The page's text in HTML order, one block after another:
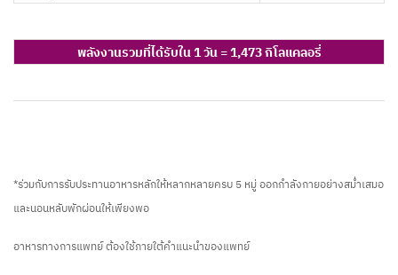
พลังงานรวมที่ได้รับใน 1 วัน = 1,473 กิโลแคลอรี่
*ร่วมกับการรับประทานอาหารหลักให้หลากหลายครบ 5 หมู่ ออกกำลังกายอย่างสม่ำเสมอ
และนอนหลับพักผ่อนให้เพียงพอ
อาหารทางการแพทย์ ต้องใช้ภายใต้คำแนะนำของแพทย์